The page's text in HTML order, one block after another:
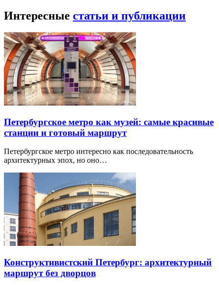
Интересные статьи и публикации
Петербургское метро как музей: самые красивые
станции и готовый маршрут
Петербургское метро интересно как последовательность
архитектурных эпох, но оно…
Конструктивистский Петербург: архитектурный
маршрут без дворцов